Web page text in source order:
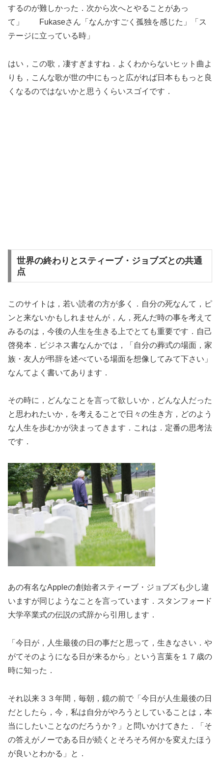
するのが難しかった．次から次へとやることがあっ
て」 Fukaseさん「なんかすごく孤独を感じた」「ス
テージに立っている時」
はい，この歌，凄すぎますね．よくわからないヒット曲よ
りも，こんな歌が世の中にもっと広がれば日本ももっと良
くなるのではないかと思うくらいスゴイです．
世界の終わりとスティーブ・ジョブズとの共通
点
このサイトは，若い読者の方が多く．自分の死なんて，ピ
ンと来ないかもしれませんが，ん，死んだ時の事を考えて
みるのは，今後の人生を生きる上でとても重要です．自己
啓発本．ビジネス書なんかでは，「自分の葬式の場面，家
族・友人が弔辞を述べている場面を想像してみて下さい」
なんてよく書いてあります．
その時に，どんなことを言って欲しいか，どんな人だった
と思われたいか，を考えることで日々の生き方，どのよう
な人生を歩むかが決まってきます．これは．定番の思考法
です．
あの有名なAppleの創始者スティーブ・ジョブズも少し違
いますが同じようなことを言っています．スタンフォード
大学卒業式の伝説の式辞から引用します．
「今日が，人生最後の日の事だと思って，生きなさい．や
がてそのようになる日が来るから」という言葉を１７歳の
時に知った．
それ以来３３年間，毎朝，鏡の前で「今日が人生最後の日
だとしたら，今，私は自分がやろうとしていることは，本
当にしたいことなのだろうか？」と問いかけてきた．「そ
の答えがノーである日が続くとそろそろ何かを変えたほう
が良いとわかる」と．